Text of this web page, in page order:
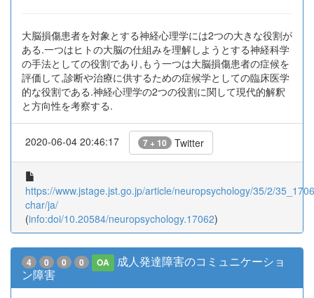
大脳損傷患者を対象とする神経心理学には2つの大きな役割が
ある.一つはヒトの大脳の仕組みを理解しようとする神経科学
の手法としての役割であり,もう一つは大脳損傷患者の症候を
評価して,診断や治療に供するための症候学としての臨床医学
的な役割である.神経心理学の2つの役割に関して現代的解釈
と方向性を考察する.
2020-06-04 20:46:17 7 + 10 Twitter
https://www.jstage.jst.go.jp/article/neuropsychology/35/2/
char/ja/
(info:doi/10.20584/neuropsychology.17062)
4 0 0 0 OA
成人発達障害のコミュニケーショ
ン障害